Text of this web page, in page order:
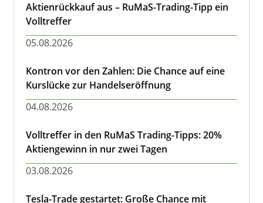
Aktienrückkauf aus – RuMaS-Trading-Tipp ein
Volltreffer
05.08.2026
Kontron vor den Zahlen: Die Chance auf eine
Kurslücke zur Handelseröffnung
04.08.2026
Volltreffer in den RuMaS Trading-Tipps: 20%
Aktiengewinn in nur zwei Tagen
03.08.2026
Tesla-Trade gestartet: Große Chance mit